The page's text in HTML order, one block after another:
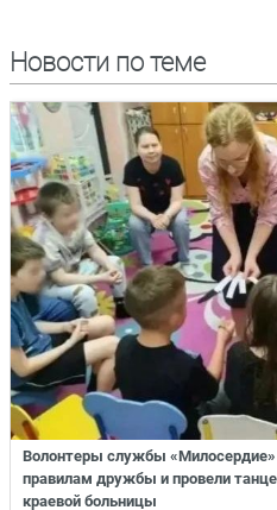
Новости по теме
Волонтеры службы
правилам дружбы и провели
краевой больницы